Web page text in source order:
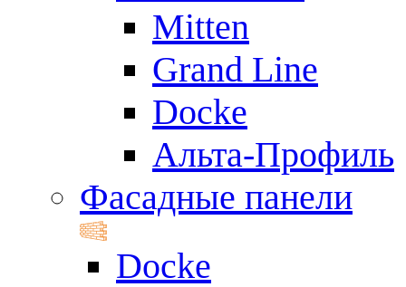
Mitten
Grand Line
Docke
Альта-Профиль
Фасадные панели
Docke